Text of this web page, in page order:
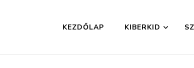
KEZDŐLAP KIBERKID